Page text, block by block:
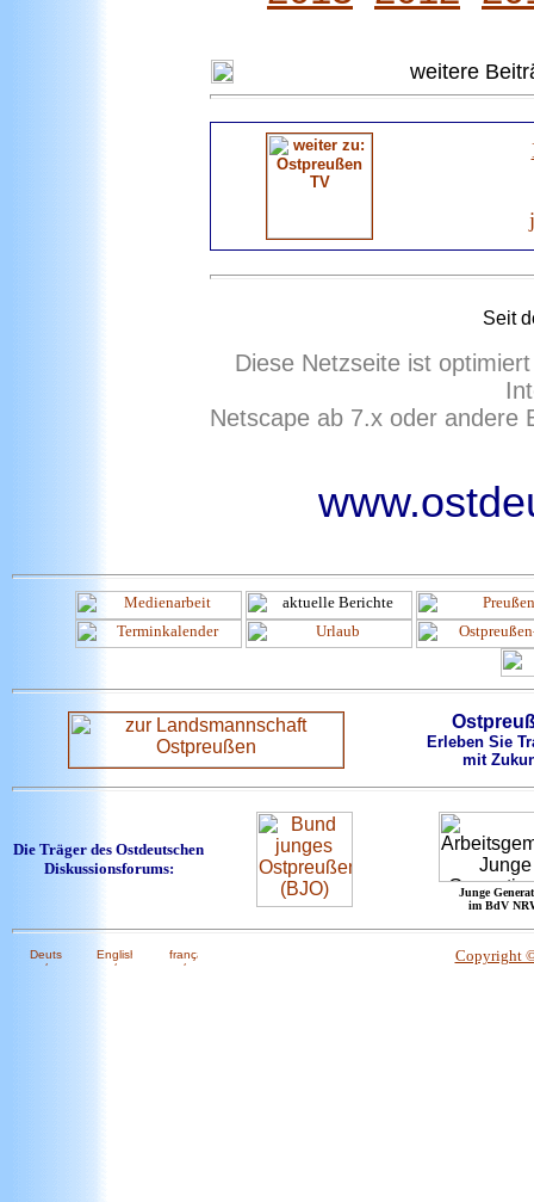
weitere
Seit
Diese Netzseite ist
Netscape ab 7.x oder andere
Erleben Sie
mit
Die Träger des Ostdeutschen
Diskussionsforums:
Junge
im BdV
Copyright